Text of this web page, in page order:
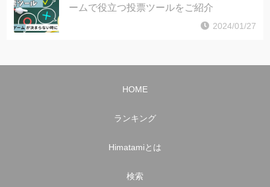
ームで役立つ投票ツールをご紹介
2024/01/27
HOME
ランキング
Himatamiとは
検索